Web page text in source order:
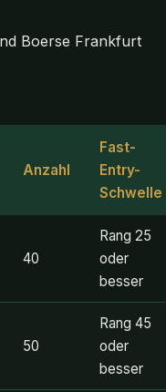
Boerse Frankfurt
Anzahl
Fast-
Entry-
Schwelle
40
Rang 25
oder
besser
50
Rang 45
oder
besser